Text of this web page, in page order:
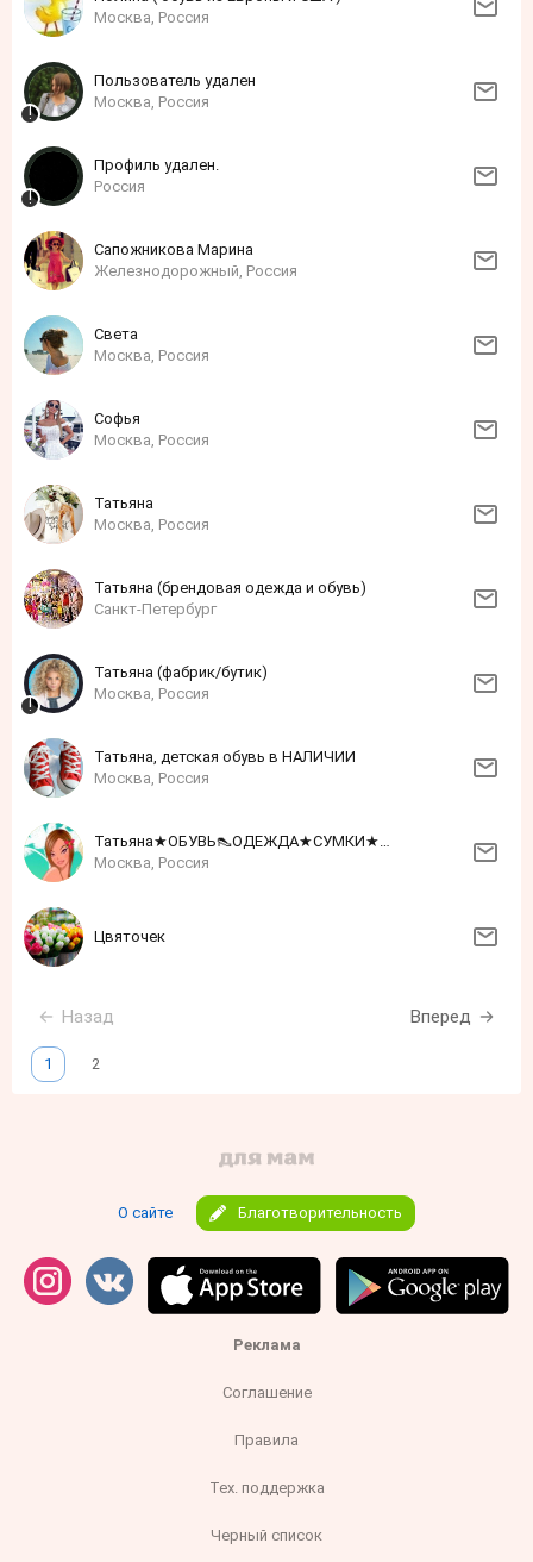
Москва, Россия
Пользователь удален
Москва, Россия
Профиль удален.
Россия
Сапожникова Марина
Железнодорожный, Россия
Света
Москва, Россия
Софья
Москва, Россия
Татьяна
Москва, Россия
Татьяна (брендовая одежда и обувь)
Санкт-Петербург
Татьяна (фабрик/бутик)
Москва, Россия
Татьяна, детская обувь в НАЛИЧИИ
Москва, Россия
Татьяна★ОБУВЬ👠ОДЕЖДА★СУМКИ★★★★★
Москва, Россия
Цвяточек
Назад Вперед
1 2
О сайте Благотворительность
Реклама
Соглашение
Правила
Тех. поддержка
Черный список